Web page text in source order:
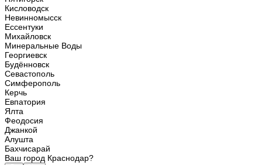
Кисловодск
Невинномысск
Ессентуки
Михайловск
Минеральные Воды
Георгиевск
Будённовск
Севастополь
Симферополь
Керчь
Евпатория
Ялта
Феодосия
Джанкой
Алушта
Бахчисарай
Ваш город Краснодар?